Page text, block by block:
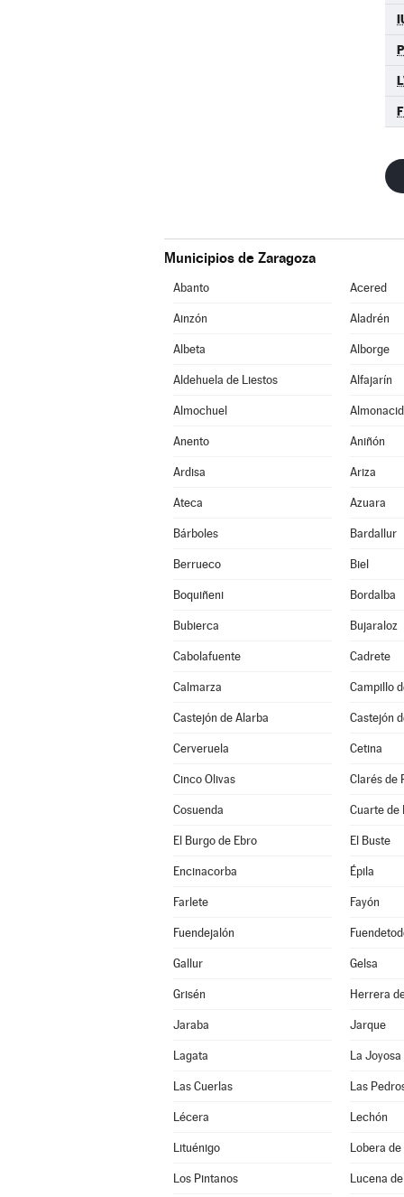
Municipios de Zaragoza
Abanto Acered
Ainzón Aladrén
Albeta Alborge
Aldehuela de Liestos Alfajarín
Almochuel
Anento Aniñón
Ardisa Ariza
Ateca Azuara
Bárboles Bardallur
Berrueco Biel
Boquiñeni Bordalba
Bubierca Bujaraloz
Cabolafuente Cadrete
Calmarza Campillo
Castejón de Alarba Castejón
Cerveruela Cetina
Cinco Olivas Clarés de
Cosuenda Cuarte de
El Burgo de Ebro El Buste
Encinacorba Épila
Farlete Fayón
Fuendejalón
Gallur Gelsa
Grisén Herrera
Jaraba Jarque
Lagata La Joyosa
Las Cuerlas Las
Lécera Lechón
Lituénigo Lobera de
Los Pintanos Lucena